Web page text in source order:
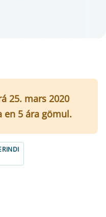
25. mars 2020
en 5 ára gömul.